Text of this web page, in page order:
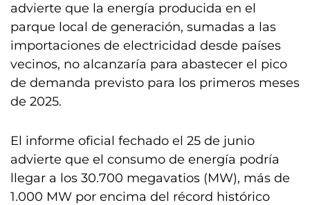
advierte que la energía producida en el
parque local de generación, sumadas a las
importaciones de electricidad desde países
vecinos, no alcanzaría para abastecer el pico
de demanda previsto para los primeros meses
de 2025.
El informe oficial fechado el 25 de junio
advierte que el consumo de energía podría
llegar a los 30.700 megavatios (MW), más de
1.000 MW por encima del récord histórico